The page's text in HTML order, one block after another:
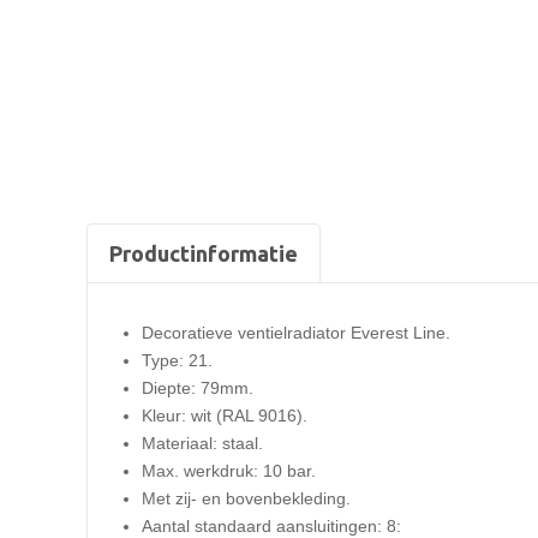
Productinformatie
Decoratieve ventielradiator Everest Line.
Type: 21
Diepte: 79mm.
Kleur: wit (RAL 9016).
Materiaal: staal.
Max. werkdruk: 10 bar.
Met zij- en bovenbekleding.
Aantal standaard aansluitingen: 8: